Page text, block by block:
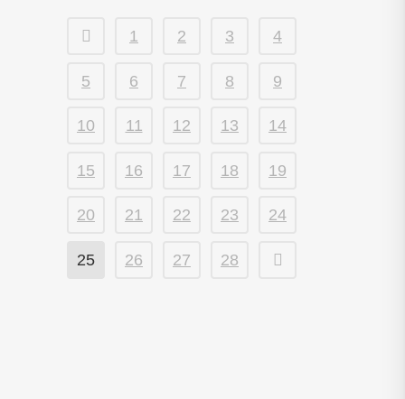
1 2 3 4
5 6 7 8 9
10 11 12 13 14
15 16 17 18 19
20 21 22 23 24
25 26 27 28